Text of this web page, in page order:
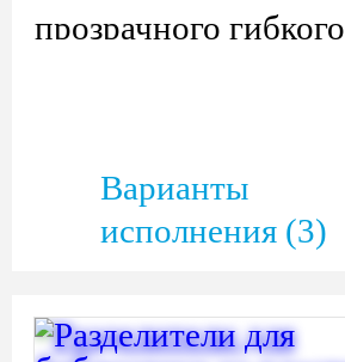
прозрачного гибкого
Варианты
исполнения (3)